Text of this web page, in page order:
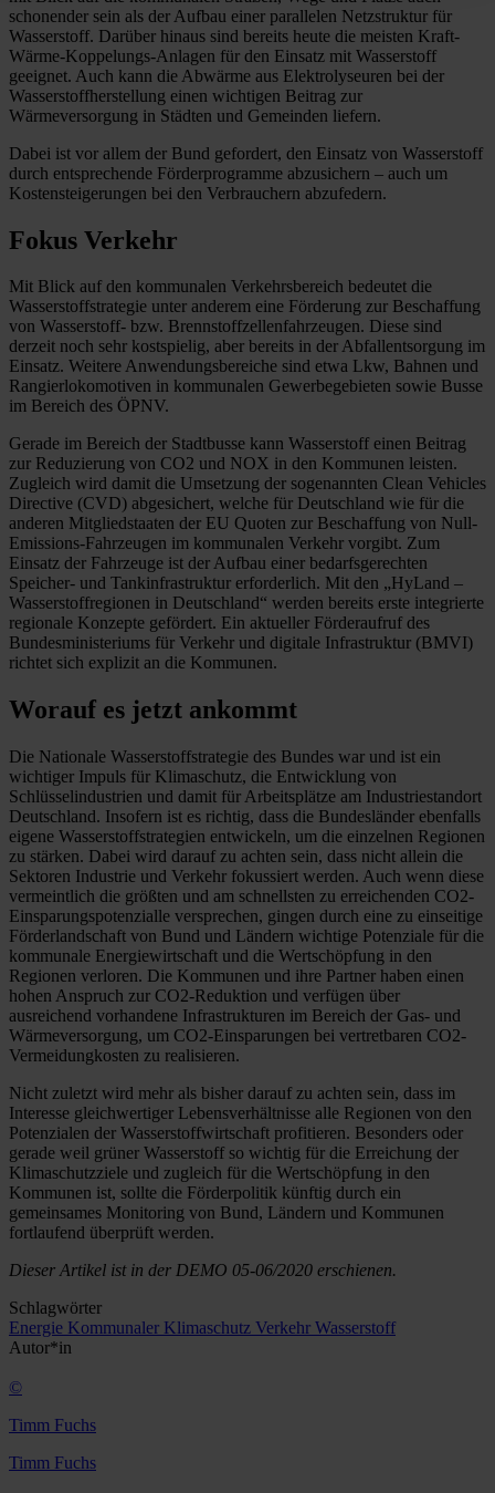
schonender sein als der Aufbau einer parallelen Netzstruktur für
Wasserstoff. Darüber hinaus sind bereits heute die meisten Kraft-
Wärme-Koppelungs-Anlagen für den Einsatz mit Wasserstoff
geeignet. Auch kann die Abwärme aus Elektrolyseuren bei der
Wasserstoffherstellung einen wichtigen Beitrag zur
Wärmeversorgung in Städten und Gemeinden liefern.
Dabei ist vor allem der Bund gefordert, den Einsatz von Wasserstoff
durch entsprechende Förderprogramme abzusichern – auch um
Kostensteigerungen bei den Verbrauchern abzufedern.
Fokus Verkehr
Mit Blick auf den kommunalen Verkehrsbereich bedeutet die
Wasserstoffstrategie unter anderem eine Förderung zur Beschaffung
von Wasserstoff- bzw. Brennstoffzellenfahrzeugen. Diese sind
derzeit noch sehr kostspielig, aber bereits in der Abfallentsorgung im
Einsatz. Weitere Anwendungsbereiche sind etwa Lkw, Bahnen und
Rangierlokomotiven in kommunalen Gewerbegebieten sowie Busse
im Bereich des ÖPNV.
Gerade im Bereich der Stadtbusse kann Wasserstoff einen Beitrag
zur Reduzierung von CO2 und NOX in den Kommunen leisten.
Zugleich wird damit die Umsetzung der sogenannten Clean Vehicles
Directive (CVD) abgesichert, welche für Deutschland wie für die
anderen Mitgliedstaaten der EU Quoten zur Beschaffung von Null-
Emissions-Fahrzeugen im kommunalen Verkehr vorgibt. Zum
Einsatz der Fahrzeuge ist der Aufbau einer bedarfsgerechten
Speicher- und Tankinfrastruktur erforderlich. Mit den „HyLand –
Wasserstoffregionen in Deutschland“ werden bereits erste integrierte
regionale Konzepte gefördert. Ein aktueller Förderaufruf des
Bundesministeriums für Verkehr und digitale Infrastruktur (BMVI)
richtet sich explizit an die Kommunen.
Worauf es jetzt ankommt
Die Nationale Wasserstoffstrategie des Bundes war und ist ein
wichtiger Impuls für Klimaschutz, die Entwicklung von
Schlüsselindustrien und damit für Arbeitsplätze am Industriestandort
Deutschland. Insofern ist es richtig, dass die Bundesländer ebenfalls
eigene Wasserstoffstrategien entwickeln, um die einzelnen Regionen
zu stärken. Dabei wird darauf zu achten sein, dass nicht allein die
Sektoren Industrie und Verkehr fokussiert werden. Auch wenn diese
vermeintlich die größten und am schnellsten zu erreichenden CO2-
Einsparungspotenzialle versprechen, gingen durch eine zu einseitige
Förderlandschaft von Bund und Ländern wichtige Potenziale für die
kommunale Energiewirtschaft und die Wertschöpfung in den
Regionen verloren. Die Kommunen und ihre Partner haben einen
hohen Anspruch zur CO2-Reduktion und verfügen über
ausreichend vorhandene Infrastrukturen im Bereich der Gas- und
Wärmeversorgung, um CO2-Einsparungen bei vertretbaren CO2-
Vermeidungkosten zu realisieren.
Nicht zuletzt wird mehr als bisher darauf zu achten sein, dass im
Interesse gleichwertiger Lebensverhältnisse alle Regionen von den
Potenzialen der Wasserstoffwirtschaft profitieren. Besonders oder
gerade weil grüner Wasserstoff so wichtig für die Erreichung der
Klimaschutzziele und zugleich für die Wertschöpfung in den
Kommunen ist, sollte die Förderpolitik künftig durch ein
gemeinsames Monitoring von Bund, Ländern und Kommunen
fortlaufend überprüft werden.
Dieser Artikel ist in der DEMO 05-06/2020 erschienen.
Schlagwörter
Energie Kommunaler Klimaschutz Verkehr Wasserstoff
Autor*in
©
Timm Fuchs
Timm Fuchs